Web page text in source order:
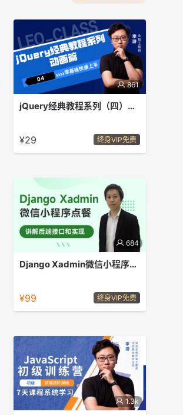
861
jQuery经典教程系列（四）动画篇
¥29 终身VIP免费
684
Django Xadmin微信小程序点餐
点餐项目，使用Xadmin编写后端，同
时使用redis编写购物车，完整的点餐
项目，加开发api文档
¥99 终身VIP免费
1.3k